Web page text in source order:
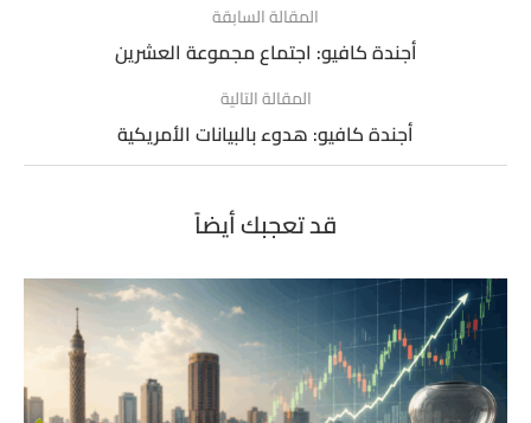
المقالة السابقة
أجندة كافيو: اجتماع مجموعة العشرين
المقالة التالية
أجندة كافيو: هدوء بالبيانات الأمريكية
قد تعجبك أيضاً